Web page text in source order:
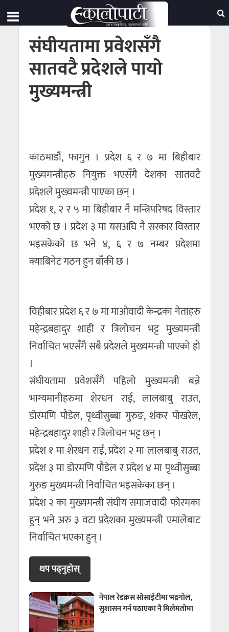
संघीयतामा प्रवेशसँगै
सातवटै प्रदेशले पायो
मुख्यमन्त्री
काठमाडौं, फागुन । प्रदेश ६ र ७ मा बिहीबार
मुख्यमन्त्रीहरु नियुक्त भएसँगै देशका सातवटै
प्रदेशले मुख्यमन्त्री पाएका छन् ।
प्रदेश १, २ र ५ मा बिहीबार नै मन्त्रिपरिषद विस्तार
भएको छ । प्रदेश ३ मा यसअघि नै सरकार विस्तार
भइसकेको छ भने ४, ६ र ७ नम्बर प्रदेशमा
क्याबिनेट गठन हुन बाँकी छ ।
विहीबार प्रदेश ६ र ७ मा माओवादी केन्द्रका नेताहरु
महेन्द्रबहादुर शाही र त्रिलोचन भट्ट मुख्यमन्त्री
निर्वाचित भएसँगै सबै प्रदेशले मुख्यमन्त्री पाएको हो
।
संघीयतामा प्रवेशसँगै पहिलो मुख्यमन्त्री बन्ने
भाग्यमानीहरुमा शेरधन राई, लालबाबु राउत,
डोरमणि पौडेल, पृथ्वीसुब्बा गुरुङ, शंकर पोखरेल,
महेन्द्रबहादुर शाही र त्रिलोचन भट्ट छन् ।
प्रदेश १ मा शेरधन राई, प्रदेश २ मा लालबाबु राउत,
प्रदेश ३ मा डोरमणि पौडेल र प्रदेश ४ मा पृथ्वीसुब्बा
गुरुङ मुख्यमन्त्री निर्वाचित भइसकेका छन् ।
प्रदेश २ का मुख्यमन्त्री संघीय समाजवादी फोरमका
हुन् भने अरु ३ वटा प्रदेशका मुख्यमन्त्री एमालेबाट
निर्वाचित भएका हुन् ।
थप पढ्नुहाेस्
नेपाल रेडक्रस सोसाईटीमा भद्रगोल,
सुशासन गर्न पठाएका नै मिलेमतोमा